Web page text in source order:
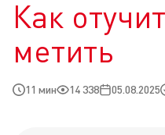
Как
метить
11 мин 14 338 05.08.2025